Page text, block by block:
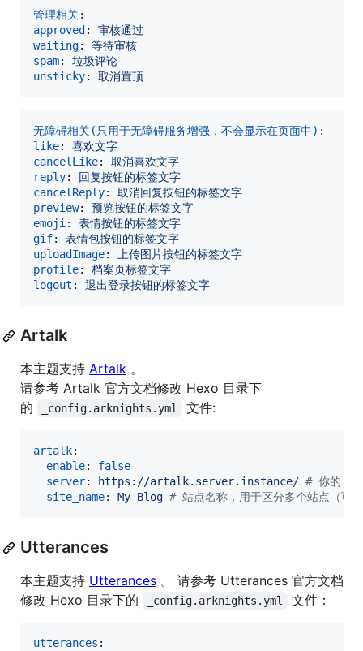
管理相关
approved : 审核通过
waiting: 等待审核
spam: 垃圾评论
unsticky: 取消置顶
无障碍相关(只用于无障碍服务增强，不会显示在页面中)
like: 喜欢文字
cancelLike: 取消喜欢文字
reply: 回复按钮的标签文字
cancelReply: 取消回复按钮的标签文字
preview: 预览按钮的标签文字
emoji : 表情按钮的标签文字
gif: 表情包按钮的标签文字
uploadImage:
上传图片按钮的标签文字
profile: 档案页标签文字
logout : 退出登录按钮的标签文字
Artalk
本主题支持 Artalk 。
请参考 Artalk 官方文档修改 Hexo 目录下
的
_config.arknights.yml 文件:
artalk:
enable: false
server: https://artalk.server.instance/ # 你的
site_name: My Blog # 站点名称，用于区分多个站点（可
Utterances
本主题支持 Utterances 。 请参考 Utterances 官方文档
修改 Hexo 目录下的
_config.arknights.yml 文件：
utterances :